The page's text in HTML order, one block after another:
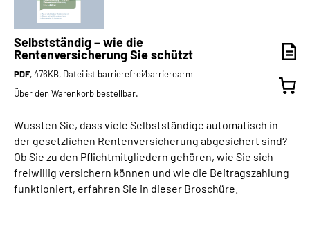
Selbstständig – wie die
Rentenversicherung Sie schützt
PDF, 476KB, Datei ist barrierefrei⁄barrierearm
Über den Warenkorb bestellbar.
Wussten Sie, dass viele Selbstständige automatisch in
der gesetzlichen Rentenversicherung abgesichert sind?
Ob Sie zu den Pflichtmitgliedern gehören, wie Sie sich
freiwillig versichern können und wie die Beitragszahlung
funktioniert, erfahren Sie in dieser Broschüre.